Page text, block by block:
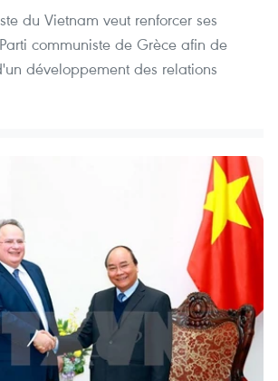
du Vietnam veut renforcer ses
communiste de Grèce afin de
développement des relations